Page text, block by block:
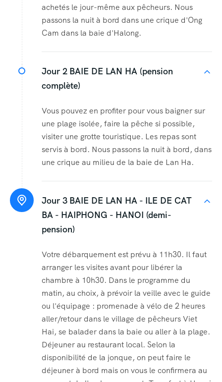
achetés le jour-même aux pêcheurs. Nous
passons la nuit à bord dans une crique d'Ong
Cam dans la baie d'Halong.
Jour 2 BAIE DE LAN HA (pension
complète)
Vous pouvez en profiter pour vous baigner sur
une plage isolée, faire la pêche si possible,
visiter une grotte touristique. Les repas sont
servis à bord. Nous passons la nuit à bord, dans
une crique au milieu de la baie de Lan Ha.
Jour 3 BAIE DE LAN HA - ILE DE CAT
BA - HAIPHONG - HANOI (demi-
pension)
Votre débarquement est prévu à 11h30. Il faut
arranger les visites avant pour libérer la
chambre à 10h30. Dans le programme du
matin, au choix, à prévoir la veille avec le guide
ou l'équipage : promenade à vélo de 2 heures
aller/retour dans le village de pêcheurs Viet
Hai, se balader dans la baie ou aller à la plage.
Déjeuner au restaurant local. Selon la
disponibilité de la jonque, on peut faire le
déjeuner à bord mais on vous le confirmera au